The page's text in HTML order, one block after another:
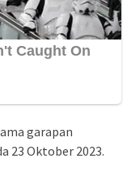
garapan
23 Oktober 2023.